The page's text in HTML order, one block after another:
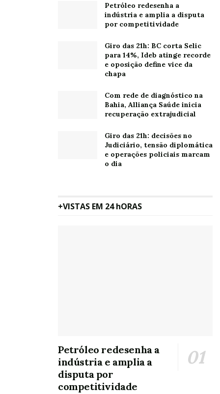
Petróleo redesenha a
indústria e amplia a disputa
por competitividade
Giro das 21h: BC corta Selic
para 14%, Ideb atinge recorde
e oposição define vice da
chapa
Com rede de diagnóstico na
Bahia, Alliança Saúde inicia
recuperação extrajudicial
Giro das 21h: decisões no
Judiciário, tensão diplomática
e operações policiais marcam
o dia
+VISTAS EM 24 hORAS
Petróleo redesenha a
indústria e amplia a
disputa por
competitividade